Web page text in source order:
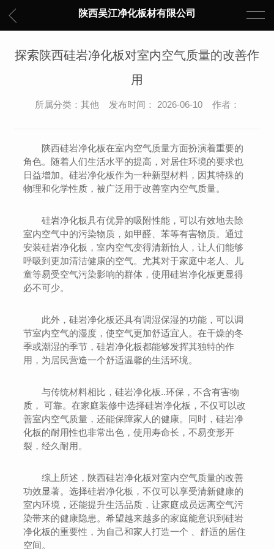
陕西吴江净化板材有限公司
探索陕西硅岩净化板对室内空气质量的改善作
用
所属分类：其他 发布时间： 2026-06-10 作者：
陕西硅岩净化板在室内空气质量方面扮演着重要的
角色。随着人们生活水平的提高，对居住环境的要求也
日益增加。硅岩净化板作为一种新型材料，因其特殊的
物理和化学性质，被广泛用于改善室内空气质量。
硅岩净化板具有优异的吸附性能，可以有效地去除
室内空气中的污染物质，如甲醛、苯等有害物质。通过
安装硅岩净化板，室内空气变得清新怡人，让人们能够
呼吸到更加清洁健康的空气。尤其对于家庭中老人、儿
童等易受空气污染影响的群体，使用硅岩净化板更显得
必不可少。
此外，硅岩净化板还具有调湿保湿的功能，可以调
节室内空气的湿度，使空气更加舒适宜人。在干燥的冬
季或潮湿的季节，硅岩净化板都能够发挥其独特的作
用，为居民营造一个舒适温馨的生活环境。
与传统材料相比，硅岩净化板..环保，不含有害物
质， 可靠。在家庭装修中选择硅岩净化板，不仅可以改
善室内空气质量，还能保障家人的健康。同时，硅岩净
化板的耐用性也非常出色，使用寿命长，不易变形开
裂，经久耐用。
综上所述，陕西硅岩净化板对室内空气质量的改善
功效显著。选择硅岩净化板，不仅可以享受清新健康的
室内环境，还能提升生活品质，让家庭成员远离空气污
染带来的健康隐患。希望越来越多的家庭能意识到硅岩
净化板的重要性，为自己和家人打造一个 、舒适的居住
空间。